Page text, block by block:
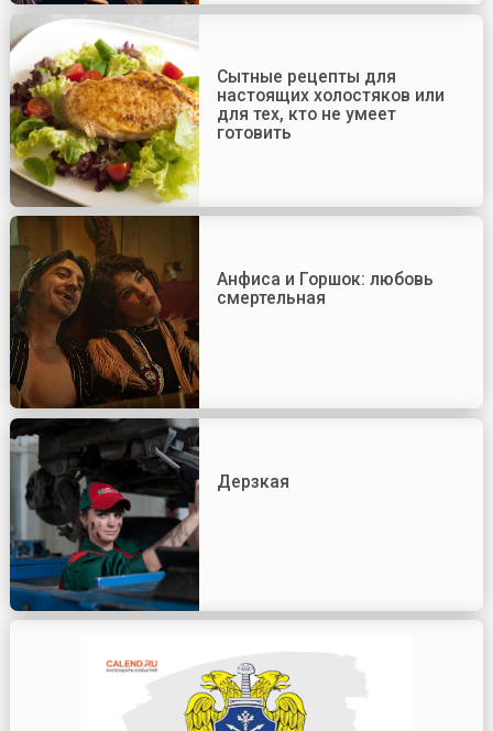
Сытные рецепты для
настоящих холостяков или
для тех, кто не умеет
готовить
Анфиса и Горшок: любовь
смертельная
Дерзкая